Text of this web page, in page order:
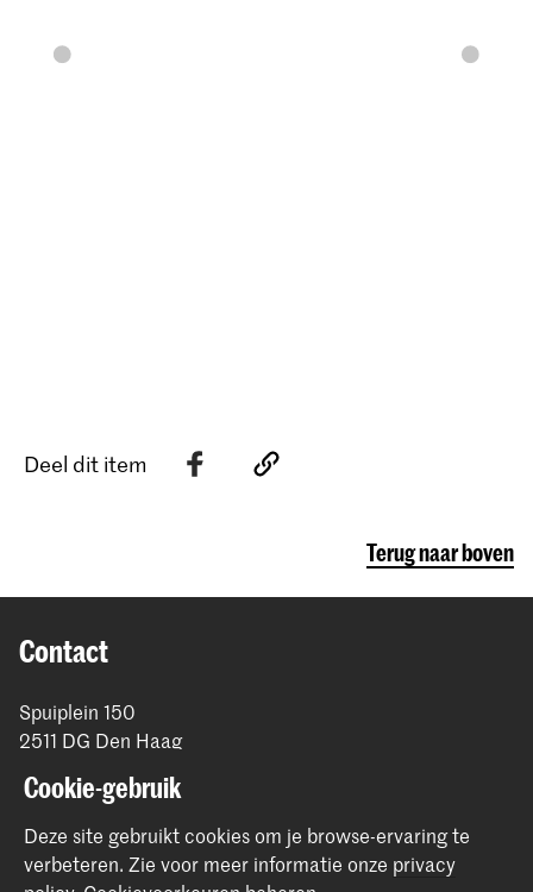
Deel dit item
Terug naar boven
Contact
Spuiplein 150
2511 DG Den Haag
info@koncon.nl
Volg ons
Cookie-gebruik
Deze site gebruikt cookies om je browse-ervaring te
verbeteren. Zie voor meer informatie onze privacy